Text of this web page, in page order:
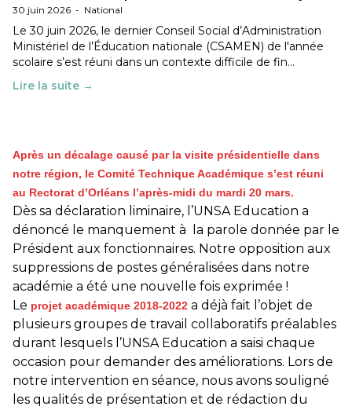
30 juin 2026 - National
Le 30 juin 2026, le dernier Conseil Social d’Administration
Ministériel de l’Éducation nationale (CSAMEN) de l'année
scolaire s’est réuni dans un contexte difficile de fin…
Lire la suite →
Après un décalage causé par la visite présidentielle dans
notre région, le Comité Technique Académique s’est réuni
au Rectorat d’Orléans l’après-midi du mardi 20 mars.
Dès sa déclaration liminaire, l’UNSA Education a
dénoncé le manquement à la parole donnée par le
Président aux fonctionnaires. Notre opposition aux
suppressions de postes généralisées dans notre
académie a été une nouvelle fois exprimée !
Le projet académique 2018-2022 a déjà fait l’objet de
plusieurs groupes de travail collaboratifs préalables
durant lesquels l’UNSA Education a saisi chaque
occasion pour demander des améliorations. Lors de
notre intervention en séance, nous avons souligné
les qualités de présentation et de rédaction du